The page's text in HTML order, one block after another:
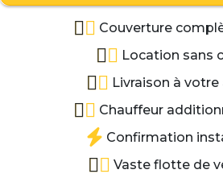
Couverture
Location sans
Livraison à votre
Chauffeur
Confirmation
Vaste flotte de